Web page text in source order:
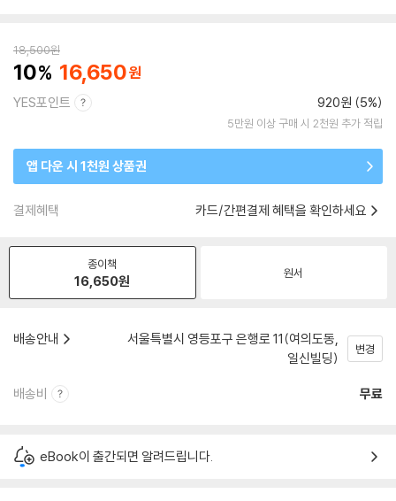
18,500원
10 16,650
YES포인트 920원 (5%)
5만원 이상 구매 시 2천원 추가 적립
앱 다운 시 1천원 상품권
결제혜택 카드/간편결제 혜택을 확인하세요
종이책
16,650원 원서
배송안내
서울특별시 영등포구 은행로 11(여의도동,
일신빌딩)
변경
배송비 무료
eBook이 출간되면 알려드립니다.